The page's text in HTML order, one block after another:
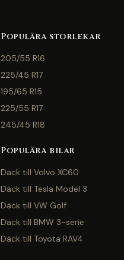
Populära storlekar
205/55 R16
225/45 R17
195/65 R15
225/55 R17
245/45 R18
Populära bilar
Däck till Volvo XC60
Däck till Tesla Model 3
Däck till VW Golf
Däck till BMW 3-serie
Däck till Toyota RAV4